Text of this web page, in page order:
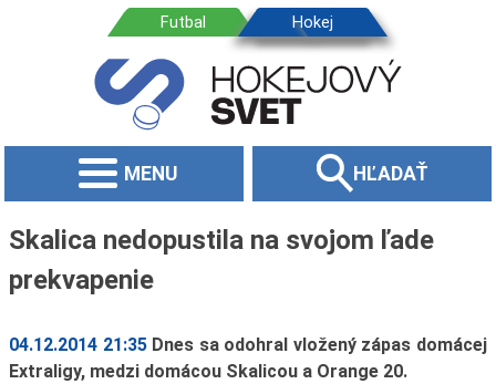
MENU HĽADAŤ
Skalica nedopustila na svojom ľade
prekvapenie
04.12.2014 21:35 Dnes sa odohral vložený zápas domácej
Extraligy, medzi domácou Skalicou a Orange 20.